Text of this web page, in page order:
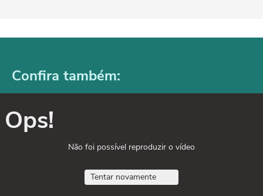
Confira também:
Ops!
Não foi possível reproduzir o vídeo
Tentar novamente